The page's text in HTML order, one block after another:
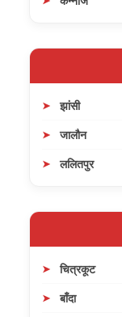
झांसी
जालौन
ललितपुर
चित्रकूट
बाँदा